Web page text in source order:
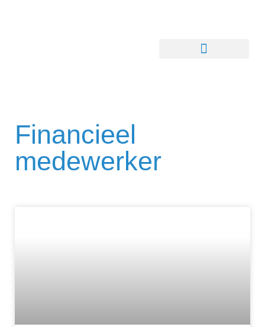
Financieel
medewerker